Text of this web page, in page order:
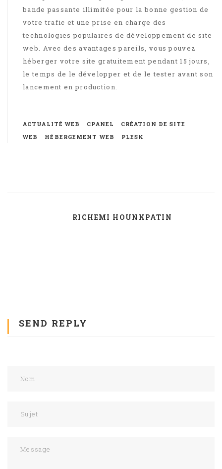
bande passante illimitée pour la bonne gestion de
votre trafic et une prise en charge des
technologies populaires de développement de site
web. Avec des avantages pareils, vous pouvez
héberger votre site gratuitement pendant 15 jours,
le temps de le développer et de le tester avant son
lancement en production.
ACTUALITÉ WEB CPANEL
CRÉATION DE SITE
WEB
HÉBERGEMENT WEB PLESK
RICHEMI HOUNKPATIN
SEND REPLY